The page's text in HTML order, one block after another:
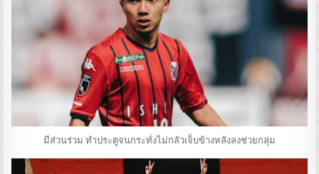
มีส่วนร่วม ทำประตูจนกระทั่งไม่กลัวเจ็บข้างหลังลงช่วยกลุ่ม